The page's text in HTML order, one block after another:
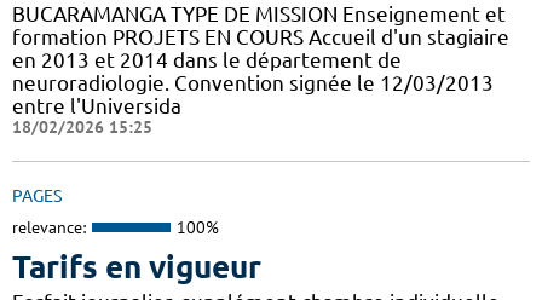
BUCARAMANGA TYPE DE MISSION Enseignement et
formation PROJETS EN COURS Accueil d'un stagiaire
en 2013 et 2014 dans le département de
neuroradiologie. Convention signée le 12/03/2013
entre l'Universida
18/02/2026 15:25
PAGES
relevance: 100%
Tarifs en vigueur